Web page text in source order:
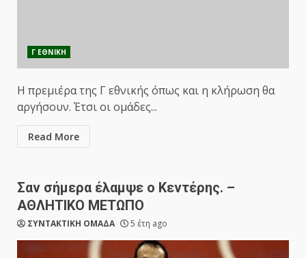
Γ ΕΘΝΙΚΗ
Η πρεμιέρα της Γ εθνικής όπως και η κλήρωση θα
αργήσουν. Έτσι οι ομάδες...
Read More
Σαν σήμερα έλαμψε ο Κεντέρης. –
ΑΘΛΗΤΙΚΟ ΜΕΤΩΠΟ
ΣΥΝΤΑΚΤΙΚΗ ΟΜΑΔΑ 5 έτη ago